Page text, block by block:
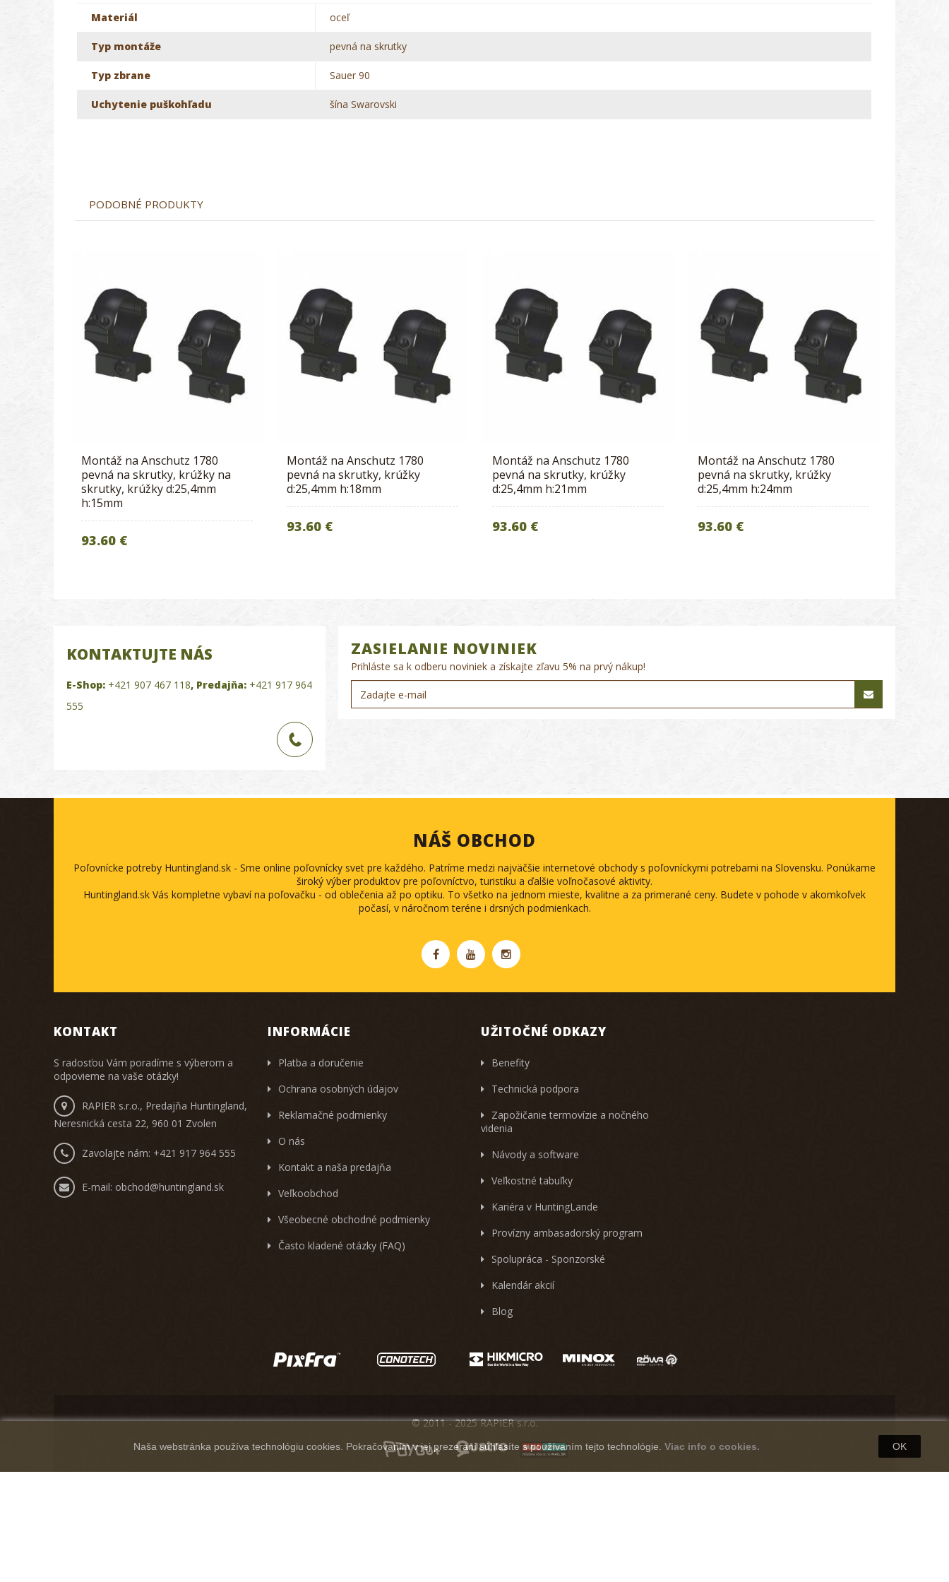
Materiál oceľ
Typ montáže pevná na skrutky
Typ zbrane Sauer 90
Uchytenie puškohľadu šína Swarovski
PODOBNÉ PRODUKTY
Montáž na Anschutz 1780
pevná na skrutky, krúžky na
skrutky, krúžky d:25,4mm
h:15mm
93.60 €
Montáž na Anschutz 1780
pevná na skrutky, krúžky
d:25,4mm h:18mm
93.60 €
Montáž na Anschutz 1780
pevná na skrutky, krúžky
d:25,4mm h:21mm
93.60 €
Montáž na Anschutz 1780
pevná na skrutky, krúžky
d:25,4mm h:24mm
93.60 €
KONTAKTUJTE NÁS
E-Shop: +421 907 467 118, Predajňa: +421 917 964
555
ZASIELANIE NOVINIEK
Prihláste sa k odberu noviniek a získajte zľavu 5% na prvý nákup!
NÁŠ OBCHOD
Poľovnícke potreby Huntingland.sk - Sme online poľovnícky svet pre každého. Patríme medzi najväčšie internetové obchody s poľovníckymi potrebami na Slovensku. Ponúkame
široký výber produktov pre poľovníctvo, turistiku a ďalšie voľnočasové aktivity.
Huntingland.sk Vás kompletne vybaví na poľovačku - od oblečenia až po optiku. To všetko na jednom mieste, kvalitne a za primerané ceny. Budete v pohode v akomkoľvek
počasí, v náročnom teréne i drsných podmienkach.
KONTAKT
S radosťou Vám poradíme s výberom a
odpovieme na vaše otázky!
RAPIER s.r.o., Predajňa Huntingland,
Neresnická cesta 22, 960 01 Zvolen
Zavolajte nám: +421 917 964 555
E-mail: obchod@huntingland.sk
INFORMÁCIE
Platba a doručenie
Ochrana osobných údajov
Reklamačné podmienky
O nás
Kontakt a naša predajňa
Veľkoobchod
Všeobecné obchodné podmienky
Často kladené otázky (FAQ)
UŽITOČNÉ ODKAZY
Benefity
Technická podpora
Zapožičanie termovízie a nočného
videnia
Návody a software
Veľkostné tabuľky
Kariéra v HuntingLande
Provízny ambasadorský program
Spolupráca - Sponzorské
Kalendár akcií
Blog
Naša webstránka používa technológiu cookies. Pokračovaním v jej prezeraní súhlasíte s používaním tejto technológie. Viac info o cookies. OK
© 2011 - 2025 RAPIER s.r.o.